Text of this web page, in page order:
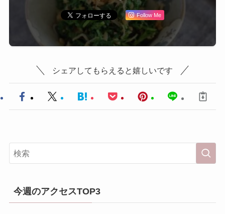
Follow Me
シェアしてもらえると嬉しいです
今週のアクセスTOP3